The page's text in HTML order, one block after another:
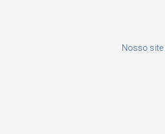
Nosso
Formas de Pagamento